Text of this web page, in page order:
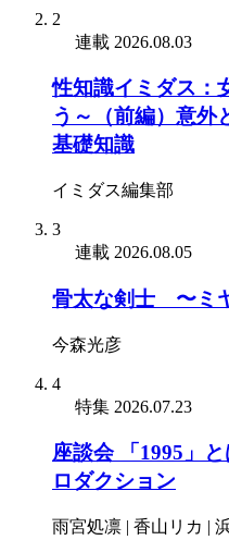
2
連載 2026.08.03
性知識イミダス：
う～（前編）意外
基礎知識
イミダス編集部
3
連載 2026.08.05
骨太な剣士 〜ミ
今森光彦
4
特集 2026.07.23
座談会 「1995」
ロダクション
雨宮処凛 | 香山リカ |